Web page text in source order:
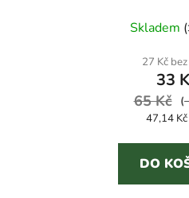
vodního
je
z
5
Skladem (
27 Kč
33
65 Kč
Měrná
47,14
DO